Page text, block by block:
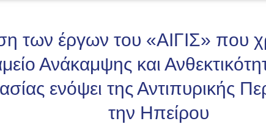
των έργων του «ΑΙΓΙΣ» που
Ανάκαμψης και
ενόψει της Αντιπυρικής
την Ηπείρου